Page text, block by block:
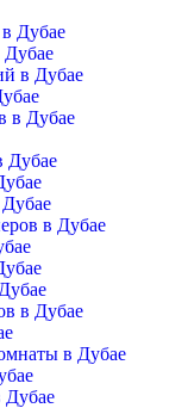
Дубае
Дубае
в Дубае
в Дубае
Дубае
в Дубае
в Дубае
в Дубае
Дубае